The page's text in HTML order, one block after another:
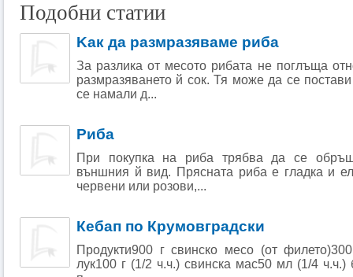
Подобни статии
Kак да размразяваме риба
За разлика от месото рибата не поглъща
размразяването й сок. Тя може да се
се намали д...
Риба
При покупка на риба трябва да се
външния й вид. Прясната риба е гладка и
червени или розови,...
Кебап по Крумовградски
Продукти900 г свинско месо (от
лук100 г (1/2 ч.ч.) свинска мас50 мл (1/4